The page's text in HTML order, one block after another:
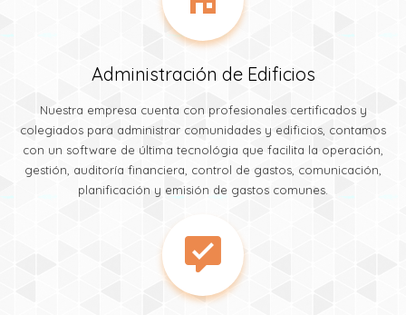
Administración de Edificios
Nuestra empresa cuenta con profesionales certificados y
colegiados para administrar comunidades y edificios, contamos
con un software de última tecnológia que facilita la operación,
gestión, auditoría financiera, control de gastos, comunicación,
planificación y emisión de gastos comunes.